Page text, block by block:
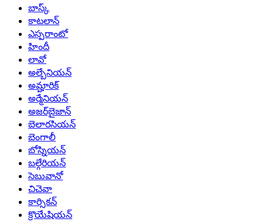
బాస్క్
కాటలాన్
ఎస్పరాంటో
హిందీ
లావో
అల్బేనియన్
అమ్హారిక్
అర్మేనియన్
అజర్‌బైజాన్
బెలారసియన్
బెంగాలీ
బోస్నియన్
బల్గేరియన్
సెబువానో
చిచెవా
కార్సికన్
క్రొయేషియన్